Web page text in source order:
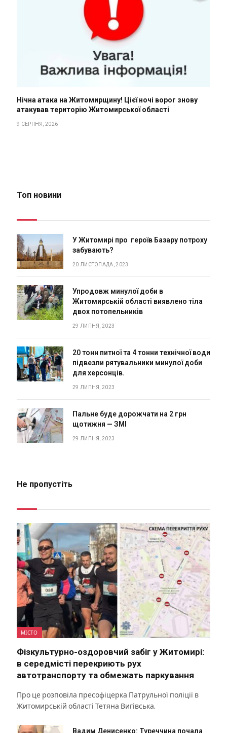
Нічна атака на Житомирщину! Цієї ночі ворог знову
атакував територію Житомирської області
9 СЕРПНЯ, 2026
Топ новини
У Житомирі про героїв Базару потроху
забувають?
20 ЛИСТОПАДА, 2023
Упродовж минулої доби в
Житомирській області виявлено тіла
двох потопельників
29 ЛИПНЯ, 2023
20 тонн питної та 4 тонни технічної води
підвезли рятувальники минулої доби
для херсонців.
29 ЛИПНЯ, 2023
Пальне буде дорожчати на 2 грн
щотижня — ЗМІ
29 ЛИПНЯ, 2023
Не пропустіть
МІСТО
Фізкультурно-оздоровчий забіг у Житомирі:
в середмісті перекриють рух
автотранспорту та обмежать паркування
Про це розповіла пресофіцерка Патрульної поліції в
Житомирській області Тетяна Вигівська.
Вадим Денисенко: Туреччина почала